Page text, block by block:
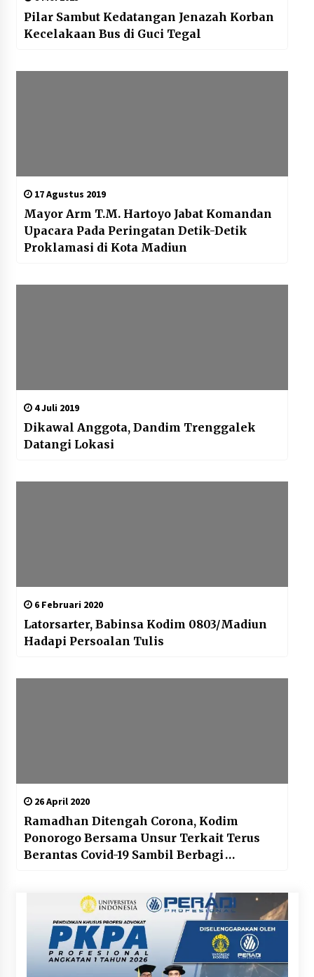
Pilar Sambut Kedatangan Jenazah Korban
Kecelakaan Bus di Guci Tegal
17 Agustus 2019
Mayor Arm T.M. Hartoyo Jabat Komandan
Upacara Pada Peringatan Detik-Detik
Proklamasi di Kota Madiun
4 Juli 2019
Dikawal Anggota, Dandim Trenggalek
Datangi Lokasi
6 Februari 2020
Latorsarter, Babinsa Kodim 0803/Madiun
Hadapi Persoalan Tulis
26 April 2020
Ramadhan Ditengah Corona, Kodim
Ponorogo Bersama Unsur Terkait Terus
Berantas Covid-19 Sambil Berbagi